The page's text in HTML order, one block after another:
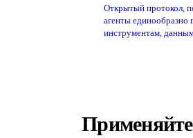
Открытый протокол,
агенты
инструментам,